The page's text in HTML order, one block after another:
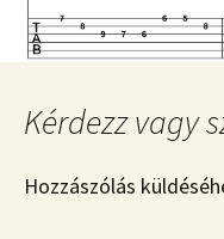
Kérdezz vagy
Hozzászólás